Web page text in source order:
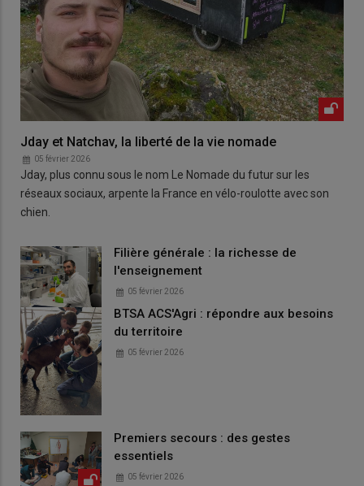
Jday et Natchav, la liberté de la vie nomade
05 février 2026
Jday, plus connu sous le nom Le Nomade du futur sur les
réseaux sociaux, arpente la France en vélo-roulotte avec son
chien.
Filière générale : la richesse de
l'enseignement
05 février 2026
BTSA ACS'Agri : répondre aux besoins
du territoire
05 février 2026
Premiers secours : des gestes
essentiels
05 février 2026